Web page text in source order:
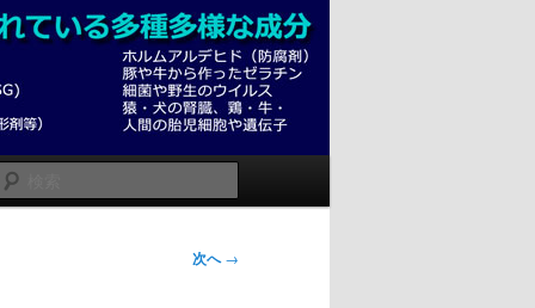
索
次へ→